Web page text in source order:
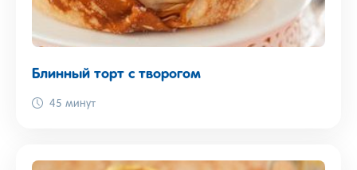
Блинный торт с творогом
45 минут